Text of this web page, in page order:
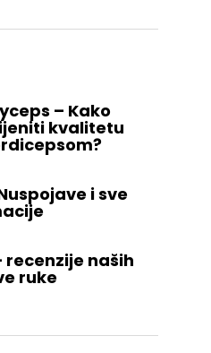
– Kako
kvalitetu
i sve
recenzije naših
ruke